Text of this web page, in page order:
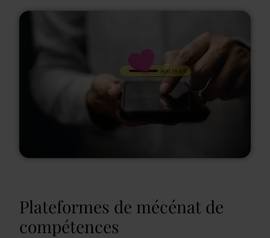
Plateformes de mécénat de
compétences